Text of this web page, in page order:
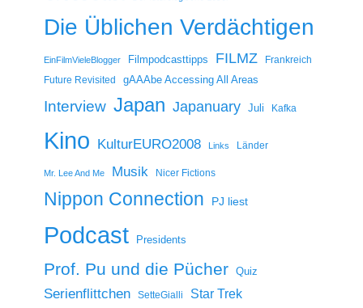
Die Üblichen Verdächtigen
EinFilmVieleBlogger Filmpodcasttipps FILMZ
Frankreich
Future Revisited
gAAAbe Accessing All Areas
Interview Japan Japanuary Juli Kafka
Kino KulturEURO2008 Links Länder
Mr. Lee And Me Musik Nicer Fictions
Nippon Connection PJ liest
Podcast Presidents
Prof. Pu und die Pücher Quiz
Serienflittchen SetteGialli Star Trek